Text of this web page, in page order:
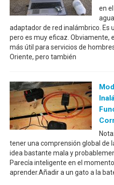
en
adaptador de red inalámbrico. Es
pero es muy eficaz. Obviamente,
más útil para servicios de
Oriente, pero también
tener una comprensión global de
idea bastante mala y
Parecía inteligente en el
aprender.Añadir a un gato a la